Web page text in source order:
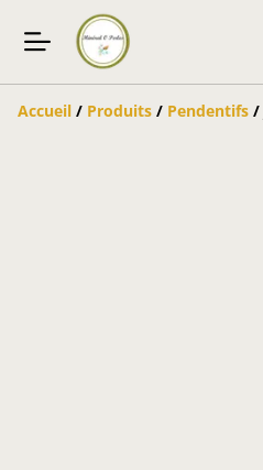
Accueil / Produits / Pendentifs /